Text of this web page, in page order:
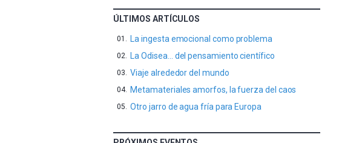
ÚLTIMOS ARTÍCULOS
La ingesta emocional como problema
La Odisea… del pensamiento científico
Viaje alrededor del mundo
Metamateriales amorfos, la fuerza del caos
Otro jarro de agua fría para Europa